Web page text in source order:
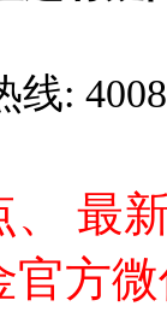
官方
关注！
错过